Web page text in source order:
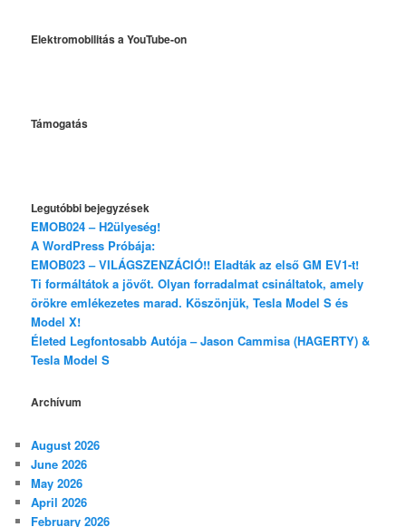
Elektromobilitás a YouTube-on
Támogatás
Legutóbbi bejegyzések
EMOB024 – H2ülyeség!
A WordPress Próbája:
EMOB023 – VILÁGSZENZÁCIÓ!! Eladták az első GM EV1-t!
Ti formáltátok a jövőt. Olyan forradalmat csináltatok, amely
örökre emlékezetes marad. Köszönjük, Tesla Model S és
Model X!
Életed Legfontosabb Autója – Jason Cammisa (HAGERTY) &
Tesla Model S
Archívum
August 2026
June 2026
May 2026
April 2026
February 2026